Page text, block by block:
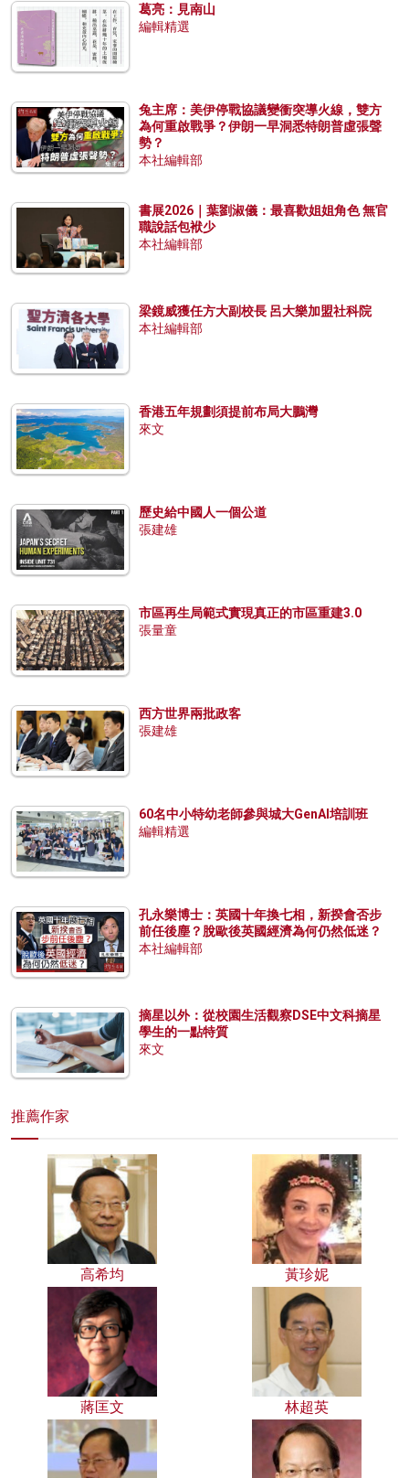
葛亮：見南山
編輯精選
兔主席：美伊停戰協議變衝突導火線，雙方
為何重啟戰爭？伊朗一早洞悉特朗普虛張聲
勢？
本社編輯部
書展2026｜葉劉淑儀：最喜歡姐姐角色 無官
職說話包袱少
本社編輯部
梁鏡威獲任方大副校長 呂大樂加盟社科院
本社編輯部
香港五年規劃須提前布局大鵬灣
來文
歷史給中國人一個公道
張建雄
市區再生局範式實現真正的市區重建3.0
張量童
西方世界兩批政客
張建雄
60名中小特幼老師參與城大GenAI培訓班
編輯精選
孔永樂博士：英國十年換七相，新揆會否步
前任後塵？脫歐後英國經濟為何仍然低迷？
本社編輯部
摘星以外：從校園生活觀察DSE中文科摘星
學生的一點特質
來文
推薦作家
高希均 黃珍妮
蔣匡文 林超英